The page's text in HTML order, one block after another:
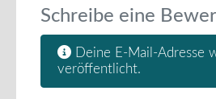
Schreibe eine
Deine E-Mail-Adresse
veröffentlicht.